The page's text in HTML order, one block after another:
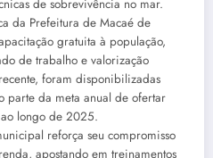
de sobrevivência no mar.
da Prefeitura de Macaé de
gratuita à população,
de trabalho e valorização
foram disponibilizadas
parte da meta anual de ofertar
longo de 2025.
reforça seu compromisso
apostando em treinamentos